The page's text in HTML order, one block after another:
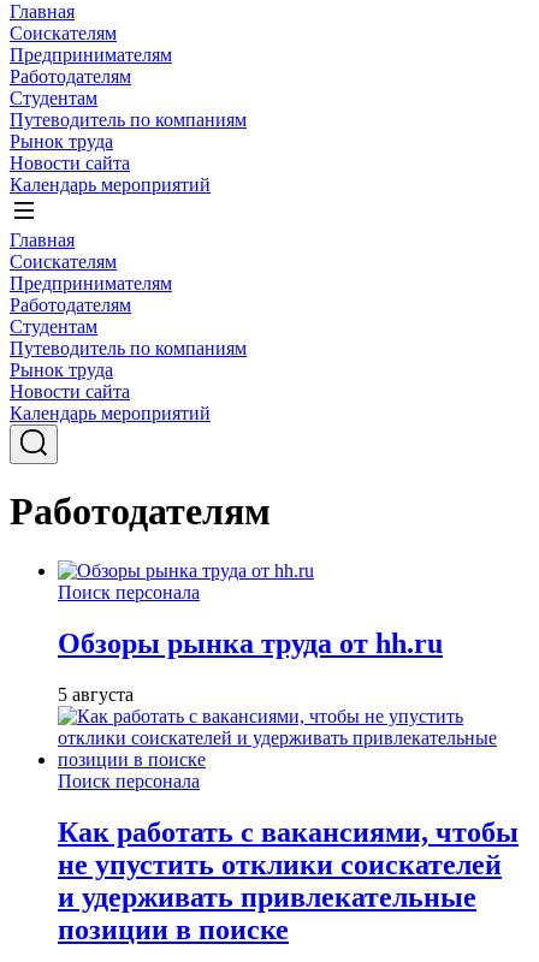
Главная
Соискателям
Предпринимателям
Работодателям
Студентам
Путеводитель по компаниям
Рынок труда
Новости сайта
Календарь мероприятий
Главная
Соискателям
Предпринимателям
Работодателям
Студентам
Путеводитель по компаниям
Рынок труда
Новости сайта
Календарь мероприятий
Работодателям
Поиск персонала
Обзоры рынка труда от hh.ru
5 августа
Поиск персонала
Как работать с вакансиями, чтобы
не упустить отклики соискателей
и удерживать привлекательные
позиции в поиске